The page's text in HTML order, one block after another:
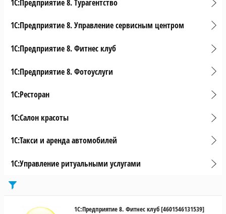
1С:Предприятие 8. Турагентство
1С:Предприятие 8. Управление сервисным центром
1С:Предприятие 8. Фитнес клуб
1С:Предприятие 8. Фотоуслуги
1С:Ресторан
1С:Салон красоты
1С:Такси и аренда автомобилей
1С:Управление ритуальными услугами
Цена
1С:Предприятие 8. Фитнес клуб [4601546131539]